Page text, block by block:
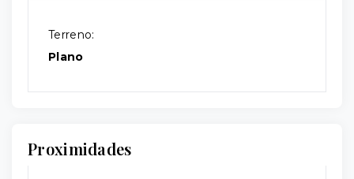
Terreno:
Plano
Proximidades